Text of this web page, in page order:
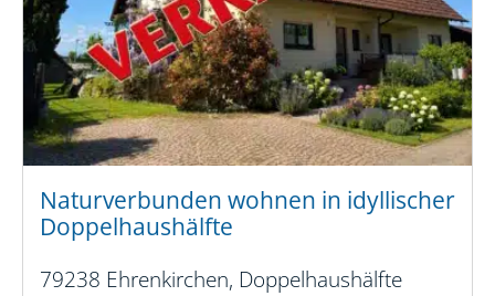
Naturverbunden wohnen in idyllischer
Doppelhaushälfte
79238 Ehrenkirchen, Doppelhaushälfte